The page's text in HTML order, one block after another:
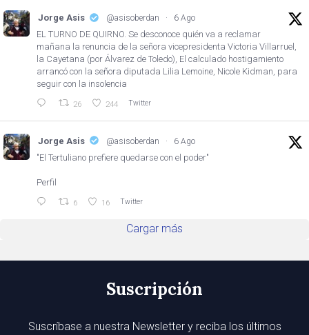
Jorge Asis @asisoberdan · 6 Ago
EL TURNO DE QUIRNO. Se desconoce quién va a reclamar
mañana la renuncia de la señora vicepresidenta Victoria Villarruel,
la Cayetana (por Álvarez de Toledo), El calculado hostigamiento
arrancó con la señora diputada Lilia Lemoine, Nicole Kidman, para
seguir con la insolencia
26 244 Twitter
Jorge Asis @asisoberdan · 6 Ago
"El Tertuliano prefiere quedarse con el poder"
Perfil
6 16 Twitter
Cargar más
Suscripción
Suscríbase a nuestra Newsletter y reciba los últimos